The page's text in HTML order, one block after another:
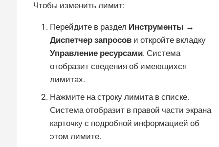
Чтобы изменить лимит:
Перейдите в раздел Инструменты →
Диспетчер запросов и откройте вкладку
Управление ресурсами. Система
отобразит сведения об имеющихся
лимитах.
Нажмите на строку лимита в списке.
Система отобразит в правой части экрана
карточку с подробной информацией об
этом лимите.